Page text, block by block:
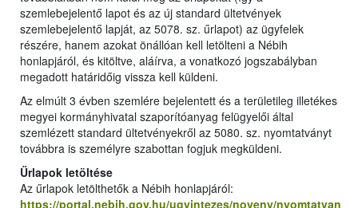
szemlebejelentő lapot és az új standard ültetvények
szemlebejelentő lapját, az 5078. sz. űrlapot) az ügyfelek
részére, hanem azokat önállóan kell letölteni a Nébih
honlapjáról, és kitöltve, aláírva, a vonatkozó jogszabályban
megadott határidőig vissza kell küldeni.
Az elmúlt 3 évben szemlére bejelentett és a területileg illetékes
megyei kormányhivatal szaporítóanyag felügyelői által
szemlézett standard ültetvényekről az 5080. sz. nyomtatványt
továbbra is személyre szabottan fogjuk megküldeni.
Űrlapok letöltése
Az űrlapok letölthetők a Nébih honlapjáról:
https://portal.nebih.gov.hu/ugyintezes/noveny/nyomtatvan